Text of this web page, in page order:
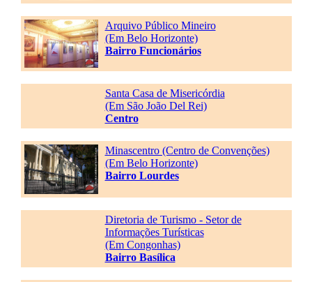
Arquivo Público Mineiro
(Em Belo Horizonte)
Bairro Funcionários
Santa Casa de Misericórdia
(Em São João Del Rei)
Centro
Minascentro (Centro de Convenções)
(Em Belo Horizonte)
Bairro Lourdes
Diretoria de Turismo - Setor de
Informações Turísticas
(Em Congonhas)
Bairro Basílica